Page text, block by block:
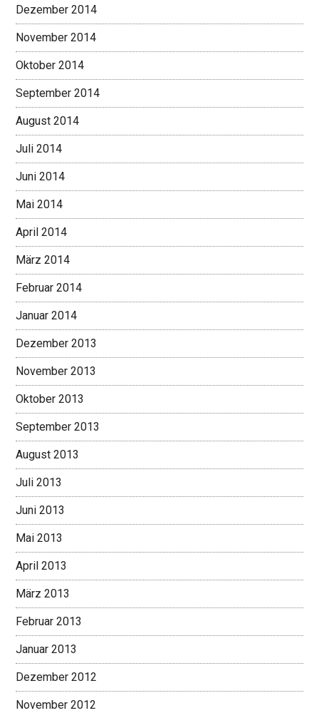
Dezember 2014
November 2014
Oktober 2014
September 2014
August 2014
Juli 2014
Juni 2014
Mai 2014
April 2014
März 2014
Februar 2014
Januar 2014
Dezember 2013
November 2013
Oktober 2013
September 2013
August 2013
Juli 2013
Juni 2013
Mai 2013
April 2013
März 2013
Februar 2013
Januar 2013
Dezember 2012
November 2012